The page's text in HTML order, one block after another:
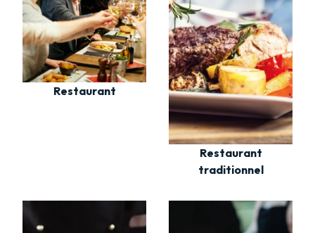
Restaurant
Restaurant
traditionnel